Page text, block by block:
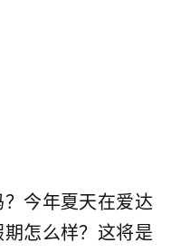
今年夏天在爱达
怎么样？这将是